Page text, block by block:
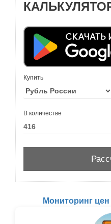
Купить
В количестве
Мониторинг